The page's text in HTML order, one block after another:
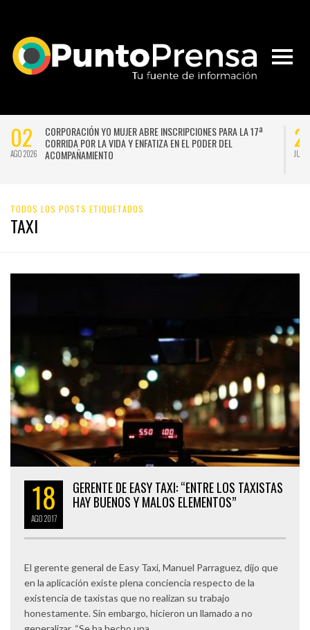
02
AGO 2026
CORPORACIÓN YO MUJER ABRE INSCRIPCIONES PARA LA 17ª
CORRIDA POR LA VIDA Y ENFATIZA EN EL PODER DEL
ACOMPAÑAMIENTO
JUL
TODOS LOS POSTS ETIQUETADOS
TAXI
18
AGO2017
GERENTE DE EASY TAXI: “ENTRE LOS TAXISTAS
HAY BUENOS Y MALOS ELEMENTOS”
El gerente general de Easy Taxi, Manuel Parraguez, dijo que
en la aplicación existe plena conciencia respecto de la
existencia de taxistas que no realizan su trabajo
honestamente. Sin embargo, hicieron un llamado a no